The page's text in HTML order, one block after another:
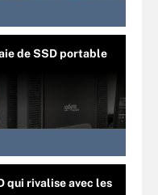
de SSD portable
qui rivalise avec les